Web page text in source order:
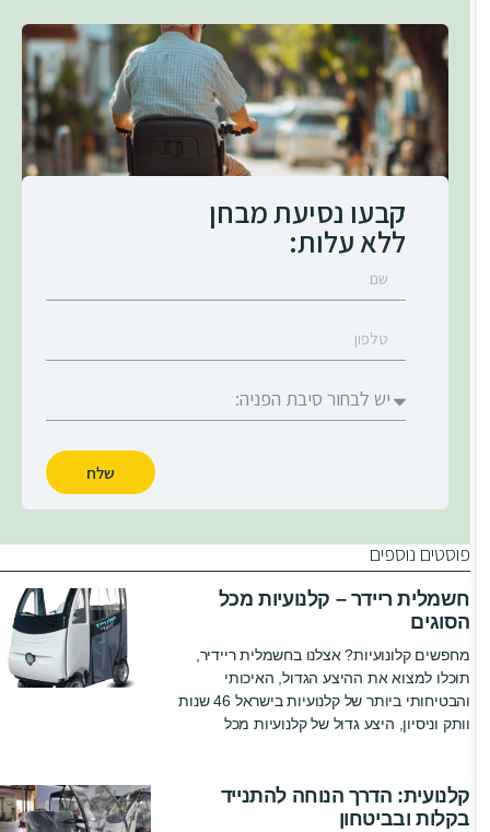
קבעו נסיעת מבחן
ללא עלות:
שלח
פוסטים נוספים
חשמלית ריידר – קלנועיות מכל
הסוגים
מחפשים קלונועיות? אצלנו בחשמלית ריידיר,
תוכלו למצוא את ההיצע הגדול, האיכותי
והבטיחותי ביותר של קלנועיות בישראל 46 שנות
וותק וניסיון, היצע גדול של קלנועיות מכל
קלנועית: הדרך הנוחה להתנייד
בקלות ובביטחון